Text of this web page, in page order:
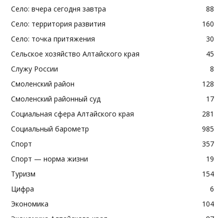
Село: вчера сегодня завтра
88
Село: территория развития
160
Село: точка притяжения
30
Сельское хозяйство Алтайского края
45
Служу России
8
Смоленский район
128
Смоленский районный суд
17
Социальная сфера Алтайского края
281
Социальный барометр
985
Спорт
357
Спорт — норма жизни
19
Туризм
154
Цифра
6
Экономика
104